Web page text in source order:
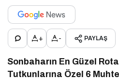
+ - PAYLAŞ
Sonbaharın En Güzel
Tutkunlarına Özel 6